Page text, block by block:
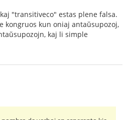
"transitiveco" estas plene falsa.
kongruos kun oniaj antaŭsupozoj,
kaj li simple